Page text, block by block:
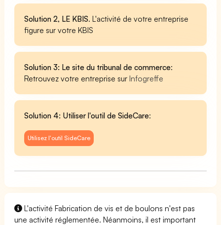
Solution 2, LE KBIS. L'activité de votre entreprise
figure sur votre KBIS
Solution 3: Le site du tribunal de commerce:
Retrouvez votre entreprise surInfogreffe
Solution 4: Utiliser l'outil de SideCare:
Utilisez l'outil SideCare
L'activité Fabrication de vis et de boulons n'est pas
une activité réglementée. Néanmoins, il est important